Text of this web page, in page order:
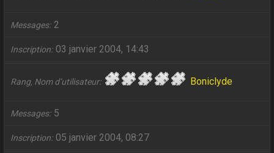
Messages 2
Inscription 03 janvier 2004, 14:43
Rang, Nom d’utilisateur Boniclyde
Messages 5
Inscription 05 janvier 2004, 08:27